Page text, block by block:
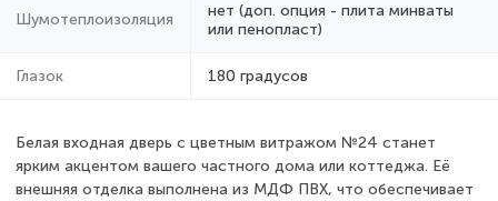
Шумотеплоизоляция
нет (доп. опция - плита минваты
или пенопласт)
Глазок 180 градусов
Белая входная дверь с цветным витражом №24 станет
ярким акцентом вашего частного дома или коттеджа. Её
внешняя отделка выполнена из МДФ ПВХ, что обеспечивает